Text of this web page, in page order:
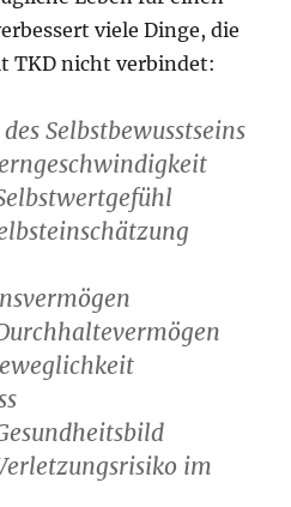
viele Dinge, die
TKD nicht verbindet:
Selbstbewusstseins
im